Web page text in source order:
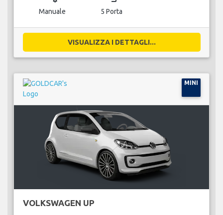
Manuale 5 Porta
VISUALIZZA I DETTAGLI...
MINI
VOLKSWAGEN UP